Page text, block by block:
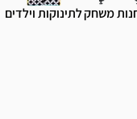
משחקלתינוקות וילדים